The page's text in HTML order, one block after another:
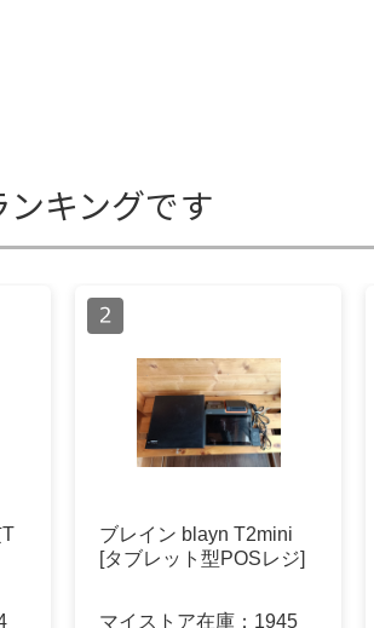
キングです
ブレイン blayn T2mini
[タブレット型POSレジ]
マイストア在庫： 1945